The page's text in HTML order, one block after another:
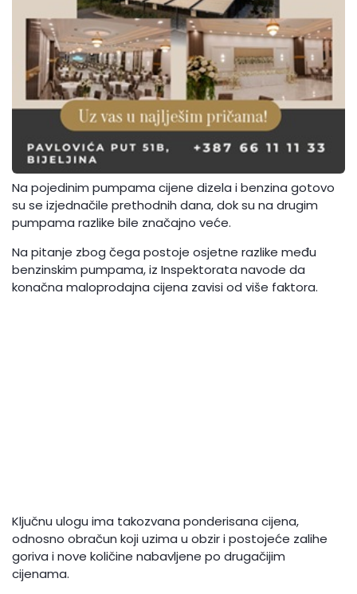
Na pojedinim pumpama cijene dizela i benzina gotovo
su se izjednačile prethodnih dana, dok su na drugim
pumpama razlike bile značajno veće.
Na pitanje zbog čega postoje osjetne razlike među
benzinskim pumpama, iz Inspektorata navode da
konačna maloprodajna cijena zavisi od više faktora.
Ključnu ulogu ima takozvana ponderisana cijena,
odnosno obračun koji uzima u obzir i postojeće zalihe
goriva i nove količine nabavljene po drugačijim
cijenama.